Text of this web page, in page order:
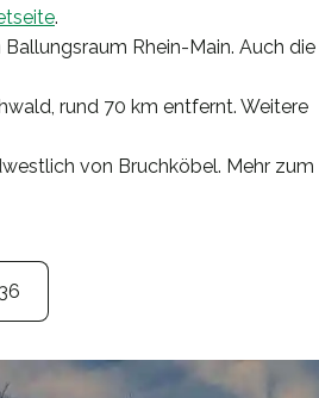
.
Rhein-Main. Auch die
rund 70 km entfernt. Weitere
von Bruchköbel. Mehr zum